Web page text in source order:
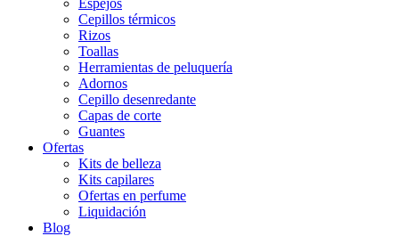
Cepillos térmicos
Rizos
Toallas
Herramientas de peluquería
Adornos
Cepillo desenredante
Capas de corte
Guantes
Ofertas
Kits de belleza
Kits capilares
Ofertas en perfume
Liquidación
Blog